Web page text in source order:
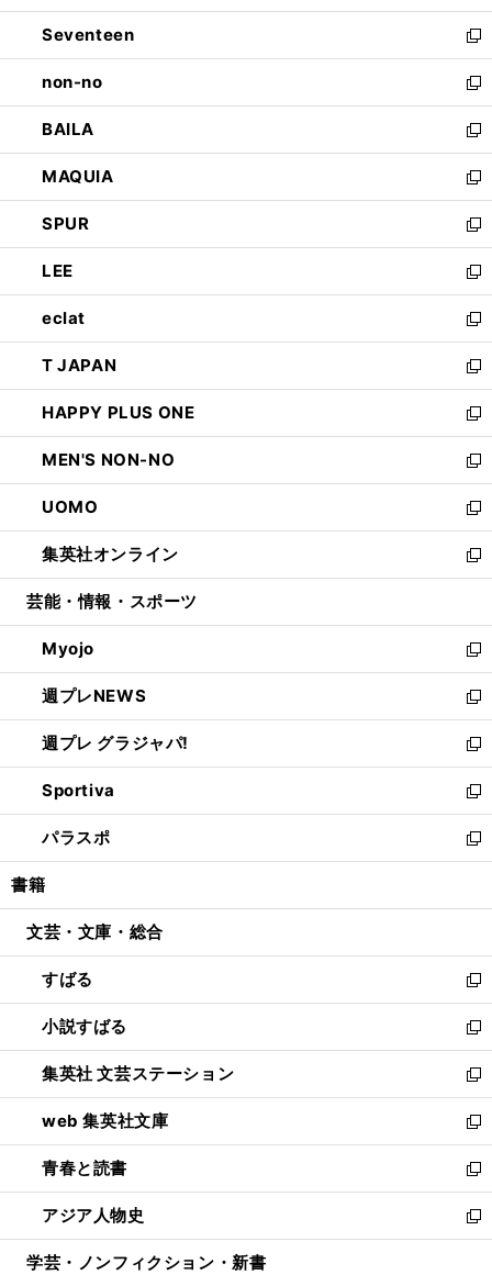
開
く
ウ
で
開
く
ン
ド
ウ
で
開
く
Seventeen
新
し
い
ウ
ィ
ン
ド
ウ
で
開
く
non-no
新
し
い
ウ
ィ
ン
ド
ウ
で
開
く
BAILA
新
し
い
ウ
ィ
ン
ド
ウ
で
開
く
MAQUIA
新
し
い
ウ
ィ
ン
ド
ウ
で
開
く
SPUR
新
し
い
ウ
ィ
ン
ド
ウ
で
開
く
LEE
新
し
い
ウ
ィ
ン
ド
ウ
で
開
く
eclat
新
し
い
ウ
ィ
ン
ド
ウ
で
開
く
T JAPAN
新
し
い
ウ
ィ
ン
ド
ウ
で
開
HAPPY PLUS ONE
新
し
い
ウ
ィ
ン
ド
ウ
開
く
MEN'S NON-NO
新
し
い
ウ
ィ
ン
ウ
で
開
く
UOMO
新
し
い
ウ
ン
ド
ウ
で
開
く
集英社オンライン
新
し
ウ
ィ
ン
ド
ウ
で
開
く
芸能・情報・スポーツ
Myojo
新
し
い
ウ
ィ
ン
ド
ウ
で
開
週プレNEWS
新
し
い
ウ
ィ
ン
ド
ウ
開
週プレ グラジャパ!
新
し
い
ウ
ィ
ン
ウ
開
く
Sportiva
新
し
い
ウ
ン
ウ
で
開
く
パラスポ
新
し
ウ
ン
ド
ウ
で
開
く
書籍
文芸・文庫・総合
すばる
新
し
い
ウ
ィ
ン
ド
ウ
で
開
く
小説すばる
新
し
い
ウ
ィ
ン
ド
ウ
で
開
集英社 文芸ステーション
新
し
い
ウ
ィ
ン
ド
ウ
web 集英社文庫
新
し
い
ウ
ィ
ン
青春と読書
新
し
い
ウ
アジア人物史
新
し
学芸・ノンフィクション・新書